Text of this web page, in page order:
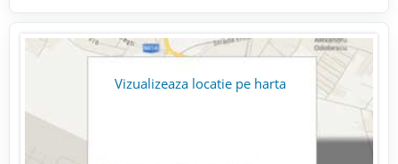
Vizualizeaza locatie pe harta